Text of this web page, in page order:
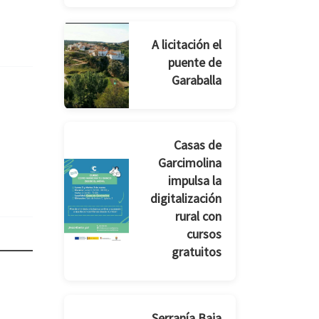
A licitación el
puente de
Garaballa
Casas de
Garcimolina
impulsa la
digitalización
rural con
cursos
gratuitos